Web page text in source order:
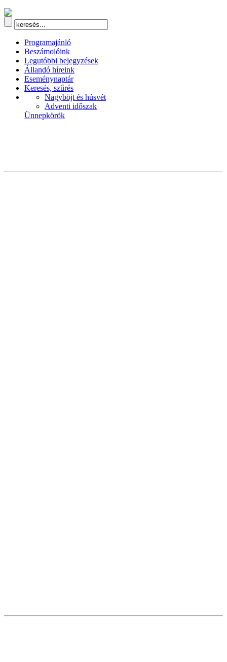
Programajánló
Beszámolóink
Legutóbbi bejegyzések
Állandó híreink
Eseménynaptár
Keresés, szűrés
Nagyböjt és húsvét
Adventi időszak
Ünnepkörök